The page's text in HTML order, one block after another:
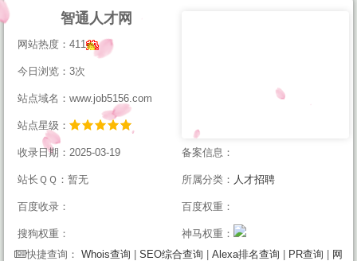
智通人才网
网站热度：411
今日浏览：3次
站点域名：www.job5156.com
站点星级：
收录日期：2025-03-19 备案信息：
站长ＱＱ：暂无 所属分类： 人才招聘
百度收录： 百度权重：
搜狗权重： 神马权重：
快捷查询： Whois查询 SEO综合查询 Alexa排名查询 PR查询
网